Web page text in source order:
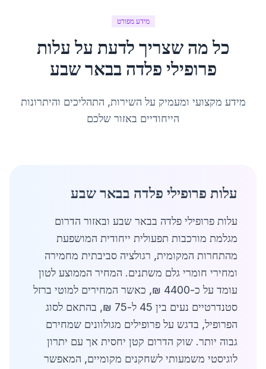
מידע מפורט
כל מה שצריך לדעת עלעלות
פרופילי פלדה בבאר שבע
מידע מקצועי ומעמיק על השירות, התהליכים והיתרונות
הייחודיים באזור שלכם
עלות פרופילי פלדה בבאר שבע
עלות פרופילי פלדה בבאר שבע ובאזור הדרום
מגלמת מורכבות תפעולית ייחודית המושפעת
מהתחרות המקומית, רגולציה סביבתית מחמירה
ומחירי חומרי גלם משתנים. המחיר הממוצע לטון
עומד על כ-4400 ₪, כאשר המחירים למוטי ברזל
סטנדרטיים נעים בין 45 ל-75 ₪, בהתאם לסוג
הפרופיל, בדגש על פרופילים מגולוונים שמחירם
גבוה יותר. שוק הדרום קטן יחסית אך עם יתרון
לוגיסטי משמעותי לשחקנים מקומיים, המאפשר